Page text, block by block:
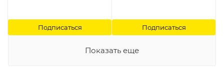
Подписаться Подписаться
Показать еще